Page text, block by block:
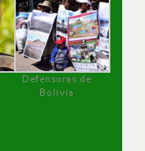
Defensoras de
Bolivia